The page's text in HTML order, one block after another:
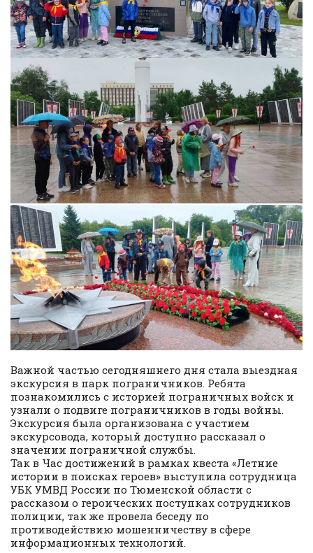
Важной частью сегодняшнего дня стала выездная
экскурсия в парк пограничников. Ребята
познакомились с историей пограничных войск и
узнали о подвиге пограничников в годы войны.
Экскурсия была организована с участием
экскурсовода, который доступно рассказал о
значении пограничной службы.
Так в Час достижений в рамках квеста «Летние
истории в поисках героев» выступила сотрудница
УБК УМВД России по Тюменской области с
рассказом о героических поступках сотрудников
полиции, так же провела беседу по
противодействию мошенничеству в сфере
информационных технологий.